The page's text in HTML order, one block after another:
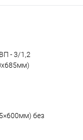
- 3/1,2
без